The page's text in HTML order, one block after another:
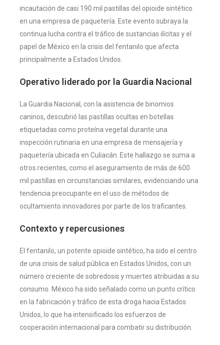
incautación de casi 190 mil pastillas del opioide sintético
en una empresa de paquetería. Este evento subraya la
continua lucha contra el tráfico de sustancias ilícitas y el
papel de México en la crisis del fentanilo que afecta
principalmente a Estados Unidos.
Operativo liderado por la Guardia Nacional
La Guardia Nacional, con la asistencia de binomios
caninos, descubrió las pastillas ocultas en botellas
etiquetadas como proteína vegetal durante una
inspección rutinaria en una empresa de mensajería y
paquetería ubicada en Culiacán. Este hallazgo se suma a
otros recientes, como el aseguramiento de más de 600
mil pastillas en circunstancias similares, evidenciando una
tendencia preocupante en el uso de métodos de
ocultamiento innovadores por parte de los traficantes​
Contexto y repercusiones
El fentanilo, un potente opioide sintético, ha sido el centro
de una crisis de salud pública en Estados Unidos, con un
número creciente de sobredosis y muertes atribuidas a su
consumo. México ha sido señalado como un punto crítico
en la fabricación y tráfico de esta droga hacia Estados
Unidos, lo que ha intensificado los esfuerzos de
cooperación internacional para combatir su distribución.